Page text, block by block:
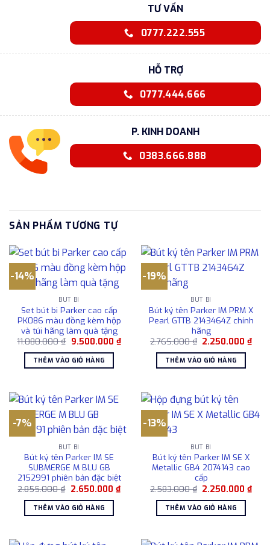
TƯ VẤN
0777.222.555
HỖ TRỢ
0777.444.666
P. KINH DOANH
0383.666.888
SẢN PHẨM TƯƠNG TỰ
-14%
BÚT BI
Set bút bi Parker cao cấp
PK086 màu đồng kèm hộp
và túi hãng làm quà tặng
11.080.000₫ Giá
là:
11.080.000 ₫.
9.500.000 ₫Giá
THÊM VÀO GIỎ HÀNG
-19%
BÚT BI
Bút ký tên Parker IM PRM X
Pearl GTTB 2143464Z chính
hãng
2.765.000₫ Giá
là:
2.765.000 ₫.
2.250.000₫Giá
THÊM VÀO GIỎ HÀNG
-7%
BÚT BI
Bút ký tên Parker IM SE
SUBMERGE M BLU GB
2152991 phiên bản đặc biệt
2.855.000₫ Giá
là:
2.855.000 ₫.
2.650.000 ₫Giá
hiện
2.650.000 ₫.
THÊM VÀO GIỎ HÀNG
-13%
BÚT BI
Bút ký tên Parker IM SE X
Metallic GB4 2074143 cao
cấp
2.583.000₫ Giá
là:
2.583.000 ₫.
2.250.000₫Giá
hiện
THÊM VÀO GIỎ HÀNG